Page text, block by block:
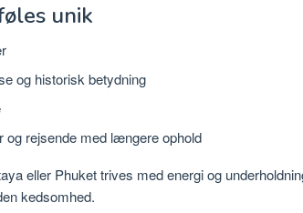
unik
og historisk betydning
og rejsende med længere ophold
eller Phuket trives med energi og
kedsomhed.